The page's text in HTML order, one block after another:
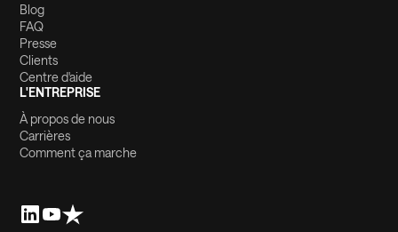
Blog
FAQ
Presse
Clients
Centre d'aide
L'ENTREPRISE
À propos de nous
Carrières
Comment ça marche